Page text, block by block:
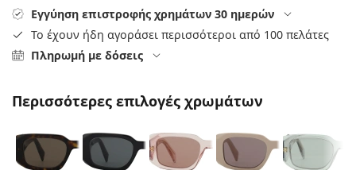
Persol
Prada
Εγγύηση επιστροφής χρημάτων 30 ημερών
Το έχουν ήδη αγοράσει περισσότεροι από 100 πελάτες
Πληρωμή με δόσεις
Περισσότερες επιλογές χρωμάτων